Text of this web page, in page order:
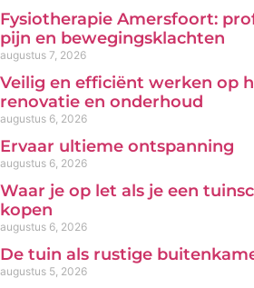
Fysiotherapie Amersfoort:
pijn en bewegingsklachten
augustus 7, 2026
Veilig en efficiënt werken op
renovatie en onderhoud
augustus 6, 2026
Ervaar ultieme ontspanning
augustus 6, 2026
Waar je op let als je een
kopen
augustus 6, 2026
De tuin als rustige
augustus 5, 2026